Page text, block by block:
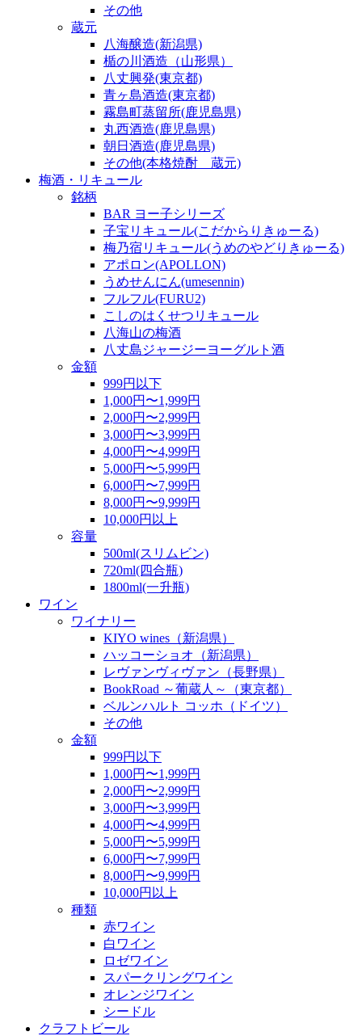
その他
蔵元
八海醸造(新潟県)
楯の川酒造（山形県）
八丈興発(東京都)
青ヶ島酒造(東京都)
霧島町蒸留所(鹿児島県)
丸西酒造(鹿児島県)
朝日酒造(鹿児島県)
その他(本格焼酎 蔵元)
梅酒・リキュール
銘柄
BAR ヨー子シリーズ
子宝リキュール(こだからりきゅーる)
梅乃宿リキュール(うめのやどりきゅーる)
アポロン(APOLLON)
うめせんにん(umesennin)
フルフル(FURU2)
こしのはくせつリキュール
八海山の梅酒
八丈島ジャージーヨーグルト酒
金額
999円以下
1,000円〜1,999円
2,000円〜2,999円
3,000円〜3,999円
4,000円〜4,999円
5,000円〜5,999円
6,000円〜7,999円
8,000円〜9,999円
10,000円以上
容量
500ml(スリムビン)
720ml(四合瓶)
1800ml(一升瓶)
ワイン
ワイナリー
KIYO wines（新潟県）
ハッコーショオ（新潟県）
レヴァンヴィヴァン（長野県）
BookRoad ～葡蔵人～（東京都）
ベルンハルト コッホ（ドイツ）
その他
金額
999円以下
1,000円〜1,999円
2,000円〜2,999円
3,000円〜3,999円
4,000円〜4,999円
5,000円〜5,999円
6,000円〜7,999円
8,000円〜9,999円
10,000円以上
種類
赤ワイン
白ワイン
ロゼワイン
スパークリングワイン
オレンジワイン
シードル
クラフトビール